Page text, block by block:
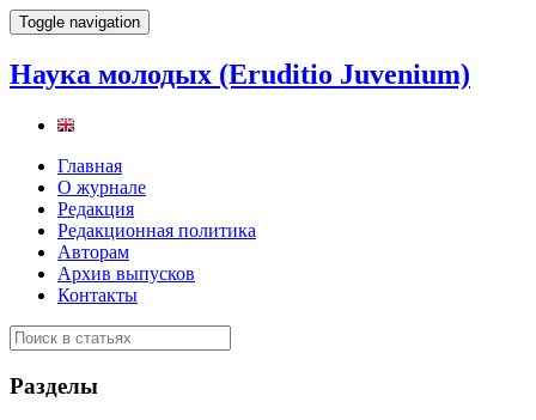
Toggle navigation
Наука молодых (Eruditio Juvenium)
Главная
О журнале
Редакция
Редакционная политика
Авторам
Архив выпусков
Контакты
Разделы